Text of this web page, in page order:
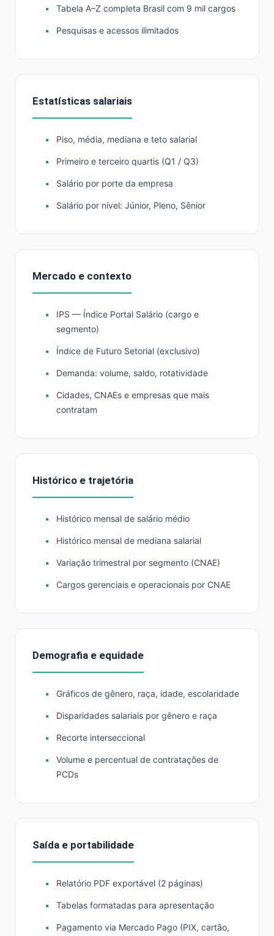
Tabela A–Z completa Brasil com 9 mil cargos
Pesquisas e acessos ilimitados
Estatísticas salariais
Piso, média, mediana e teto salarial
Primeiro e terceiro quartis (Q1 / Q3)
Salário por porte da empresa
Salário por nível: Júnior, Pleno, Sênior
Mercado e contexto
IPS — Índice Portal Salário (cargo e
segmento)
Índice de Futuro Setorial (exclusivo)
Demanda: volume, saldo, rotatividade
Cidades, CNAEs e empresas que mais
contratam
Histórico e trajetória
Histórico mensal de salário médio
Histórico mensal de mediana salarial
Variação trimestral por segmento (CNAE)
Cargos gerenciais e operacionais por CNAE
Demografia e equidade
Gráficos de gênero, raça, idade, escolaridade
Disparidades salariais por gênero e raça
Recorte interseccional
Volume e percentual de contratações de
PCDs
Saída e portabilidade
Relatório PDF exportável (2 páginas)
Tabelas formatadas para apresentação
Pagamento via Mercado Pago (PIX, cartão,